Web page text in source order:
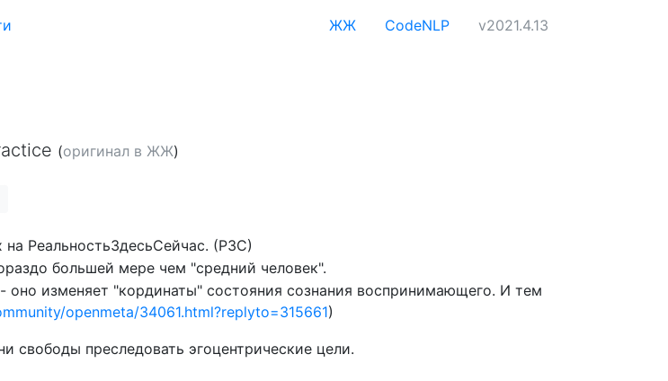
ЖЖ CodeNLP v2021.4.13
(оригинал в ЖЖ)
РеальностьЗдесьСейчас. (РЗС)
большей мере чем "средний человек".
изменяет "кординаты" состояния сознания воспринимающего. И тем
openmeta/34061.html?replyto=315661)
свободы преследовать эгоцентрические цели.